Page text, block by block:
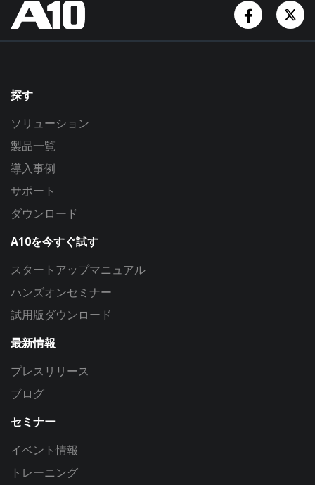
探す
ソリューション
製品一覧
導入事例
サポート
ダウンロード
A10を今すぐ試す
スタートアップマニュアル
ハンズオンセミナー
試用版ダウンロード
最新情報
プレスリリース
ブログ
セミナー
イベント情報
トレーニング